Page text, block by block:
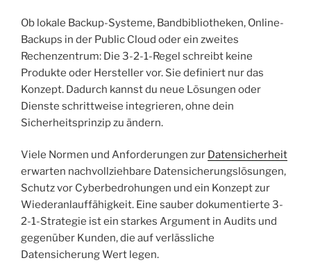
Ob lokale Backup-Systeme, Bandbibliotheken, Online-
Backups in der Public Cloud oder ein zweites
Rechenzentrum: Die 3-2-1-Regel schreibt keine
Produkte oder Hersteller vor. Sie definiert nur das
Konzept. Dadurch kannst du neue Lösungen oder
Dienste schrittweise integrieren, ohne dein
Sicherheitsprinzip zu ändern.
Viele Normen und Anforderungen zur Datensicherheit
erwarten nachvollziehbare Datensicherungslösungen,
Schutz vor Cyberbedrohungen und ein Konzept zur
Wiederanlauffähigkeit. Eine sauber dokumentierte 3-
2-1-Strategie ist ein starkes Argument in Audits und
gegenüber Kunden, die auf verlässliche
Datensicherung Wert legen.